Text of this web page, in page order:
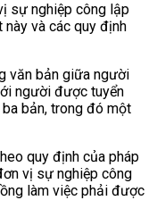
sự nghiệp công lập
và các quy định
văn bản giữa người
người được tuyển
bản, trong đó một
quy định của pháp
vị sự nghiệp công
làm việc phải được